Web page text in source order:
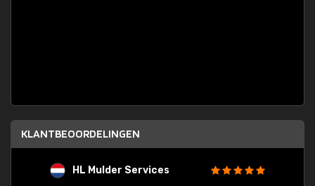
KLANTBEOORDELINGEN
HL Mulder Services